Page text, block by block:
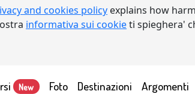
and cookies policy explains how
informativa sui cookieti spieghera'
New Foto Destinazioni Argomenti